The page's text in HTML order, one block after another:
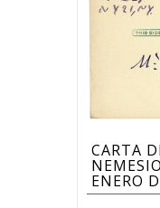
CARTA
ENERO